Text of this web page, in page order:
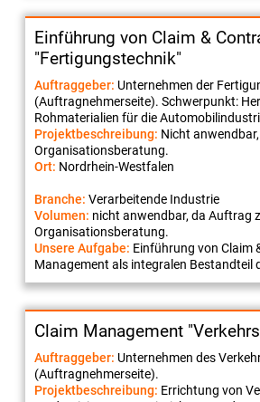
Einführung von Claim &
"Fertigungstechnik"
Auftraggeber: Unternehmen der
(Auftragnehmerseite). Schwerpunkt:
Rohmaterialien für die
Projektbeschreibung: Nicht
Organisationsberatung.
Ort: Nordrhein-Westfalen
Branche: Verarbeitende Industrie
Volumen: nicht anwendbar, da Auftrag
Organisationsberatung.
Unsere Aufgabe: Einführung von Claim
Management als integralen Bestandteil
Claim Management
Auftraggeber: Unternehmen des
(Auftragnehmerseite).
Projektbeschreibung: Errichtung von